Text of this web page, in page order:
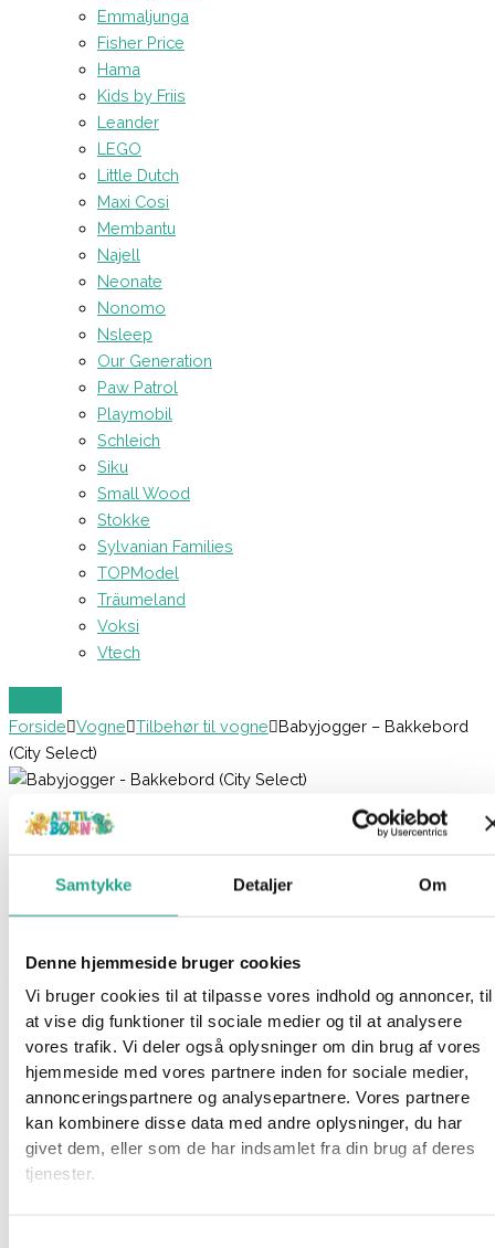
Samtykke Detaljer Om
Denne hjemmeside bruger cookies
Vi bruger cookies til at tilpasse vores indhold og annoncer, til
at vise dig funktioner til sociale medier og til at analysere
vores trafik. Vi deler også oplysninger om din brug af vores
hjemmeside med vores partnere inden for sociale medier,
annonceringspartnere og analysepartnere. Vores partnere
kan kombinere disse data med andre oplysninger, du har
givet dem, eller som de har indsamlet fra din brug af deres
tjenester.
Emmaljunga
Fisher Price
Hama
Kids by Friis
Leander
LEGO
Little Dutch
Maxi Cosi
Membantu
Najell
Neonate
Nonomo
Nsleep
Our Generation
Paw Patrol
Playmobil
Schleich
Siku
Small Wood
Stokke
Sylvanian Families
TOPModel
Träumeland
Voksi
Vtech
Forside Vogne Tilbehør til vogne
Babyjogger – Bakkebord
(City Select)
Babyjogger – Bakkebord (City Select)
Vogne
Beskrivelse
Spørg om produktet
Hvert barn kan nemt finde sin egen drikke og snacks med City
Select Børnebakken. Den er nem at rengøre og åbner på den
ene side, så dit barn kan komme ind og ud af barnevognen. Du
kan endda folde barnevognen sammen med bakken fastgjort.